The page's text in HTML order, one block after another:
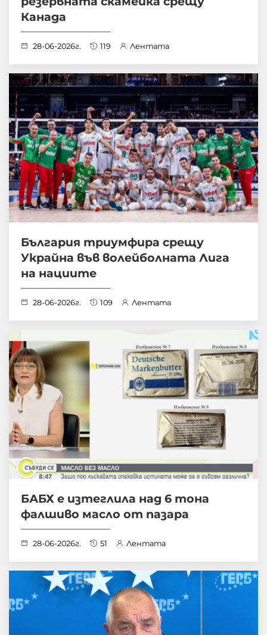
Канада
28-06-2026г. 119 Лентата
България триумфира срещу
Украйна във волейболната Лига
на нациите
28-06-2026г. 109 Лентата
БАБХ е изтеглила над 6 тона
фалшиво масло от пазара
28-06-2026г. 51 Лентата